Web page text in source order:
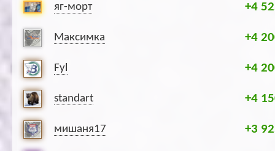
яг-морт +4
Максимка +4
Fyl +4
standart +4
мишаня17 +3